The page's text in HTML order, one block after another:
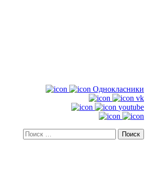
Однокласники
vk
youtube
Искать: